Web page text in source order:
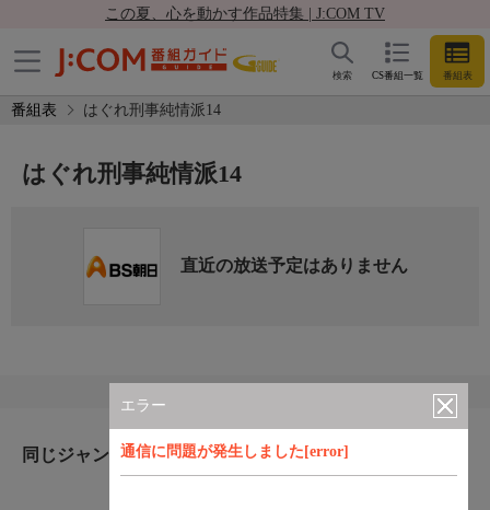
この夏、心を動かす作品特集 | J:COM TV
CS番組一覧 番組表
検索
番組表 はぐれ刑事純情派14
エラー
通信に問題が発生しました[error]
はぐれ刑事純情派14
直近の放送予定はありません
同じジャンルのおすすめ番組